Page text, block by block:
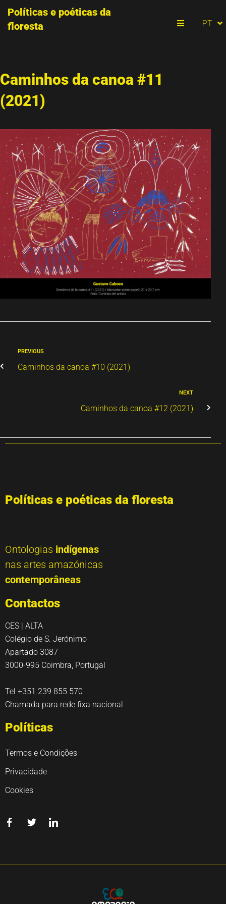
Políticas e poéticas da
floresta
PT
EN
Caminhos da canoa #11
(2021)
PREVIOUS
Caminhos da canoa #10 (2021)
NEXT
Caminhos da canoa #12 (2021)
Políticas e poéticas da floresta
Ontologias indígenas
nas artes amazónicas
contemporâneas
Contactos
CES | ALTA
Colégio de S. Jerónimo
Apartado 3087
3000-995 Coimbra, Portugal
Tel +351 239 855 570
Chamada para rede fixa nacional
Políticas
Termos e Condições
Privacidade
Cookies